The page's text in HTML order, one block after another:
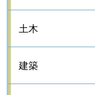
土木
建築